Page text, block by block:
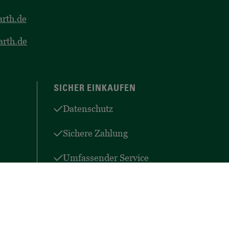
SICHER EINKAUFEN
Datenschutz
Sichere Zahlung
Umfassender Service